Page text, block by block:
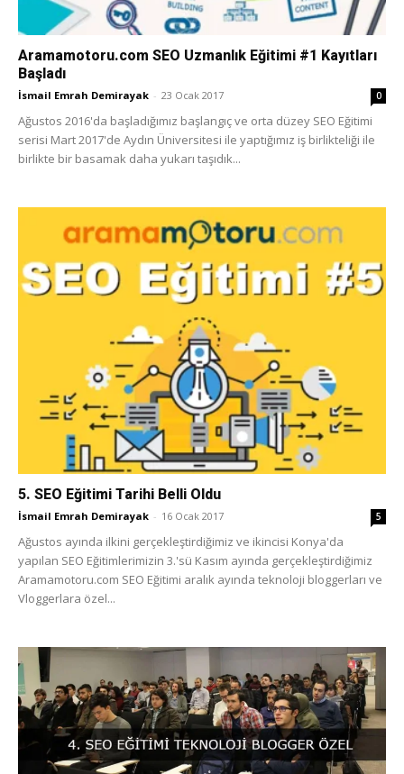
Aramamotoru.com SEO Uzmanlık Eğitimi #1 Kayıtları
Başladı
İsmail Emrah Demirayak - 23 Ocak 2017 0
Ağustos 2016'da başladığımız başlangıç ve orta düzey SEO Eğitimi
serisi Mart 2017'de Aydın Üniversitesi ile yaptığımız iş birlikteliği ile
birlikte bir basamak daha yukarı taşıdık...
5. SEO Eğitimi Tarihi Belli Oldu
İsmail Emrah Demirayak - 16 Ocak 2017 5
Ağustos ayında ilkini gerçekleştirdiğimiz ve ikincisi Konya'da
yapılan SEO Eğitimlerimizin 3.'sü Kasım ayında gerçekleştirdiğimiz
Aramamotoru.com SEO Eğitimi aralık ayında teknoloji bloggerları ve
Vloggerlara özel...